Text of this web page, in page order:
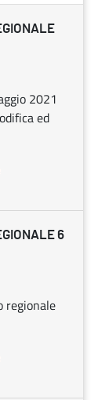
2021
ed
6
regionale